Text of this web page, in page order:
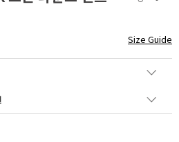
Size Guide